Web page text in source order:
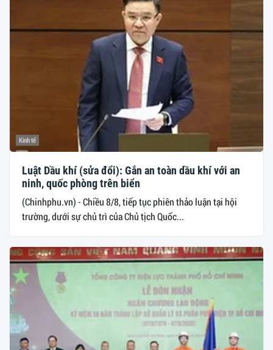
Kinh tế
Luật Dầu khí (sửa đổi): Gắn an toàn dầu khí với an
ninh, quốc phòng trên biển
(Chinhphu.vn) - Chiều 8/8, tiếp tục phiên thảo luận tại hội
trường, dưới sự chủ trì của Chủ tịch Quốc...